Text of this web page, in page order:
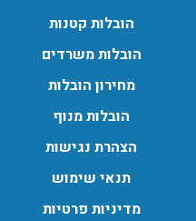
שירותי הובלה עם מנוף
החל מהובלת תכולת דירה
עודכן
הובלות מנוף בפרדס
העברת פריטים כבדים עם
תכולת דירה שלמה עם מנוף.
הובלות קטנות
הובלות משרדים
מחירון הובלות
הובלות מנוף
הצהרת נגישות
תנאי שימוש
מדיניות פרטיות